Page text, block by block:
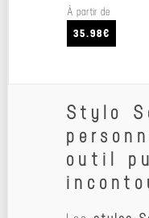
À partir de
35.98€
Stylo
outil